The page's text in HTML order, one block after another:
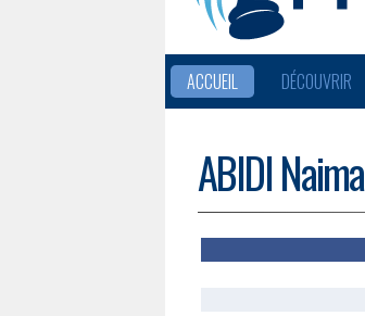
ACCUEIL DÉCOUVRIR
ABIDI Naima